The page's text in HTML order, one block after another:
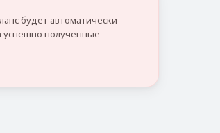
будет автоматически
успешно полученные